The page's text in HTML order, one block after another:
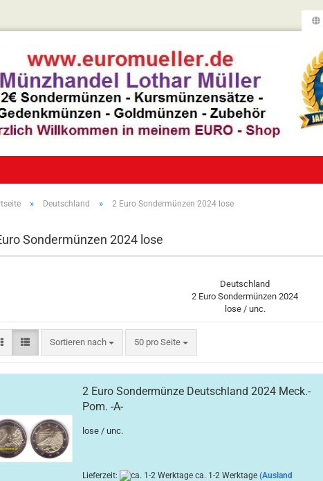
» Deutschland » 2 Euro Sondermünzen 2024 lose
Sondermünzen 2024 lose
Deutschland
2 Euro Sondermünzen 2024
lose / unc.
Sortieren nach
Sortieren nach 50 pro Seite
pro Seite
2 Euro Sondermünze Deutschland 2024 Meck.-
Pom. -A-
lose / unc.
Lieferzeit: ca. 1-2 Werktage (Ausland